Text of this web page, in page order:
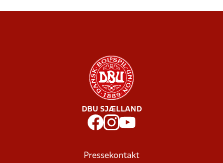
DBU SJÆLLAND
Pressekontakt